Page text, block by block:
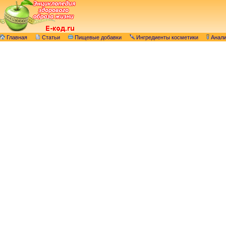
Главная Статьи Пищевые добавки Ингредиенты косметики